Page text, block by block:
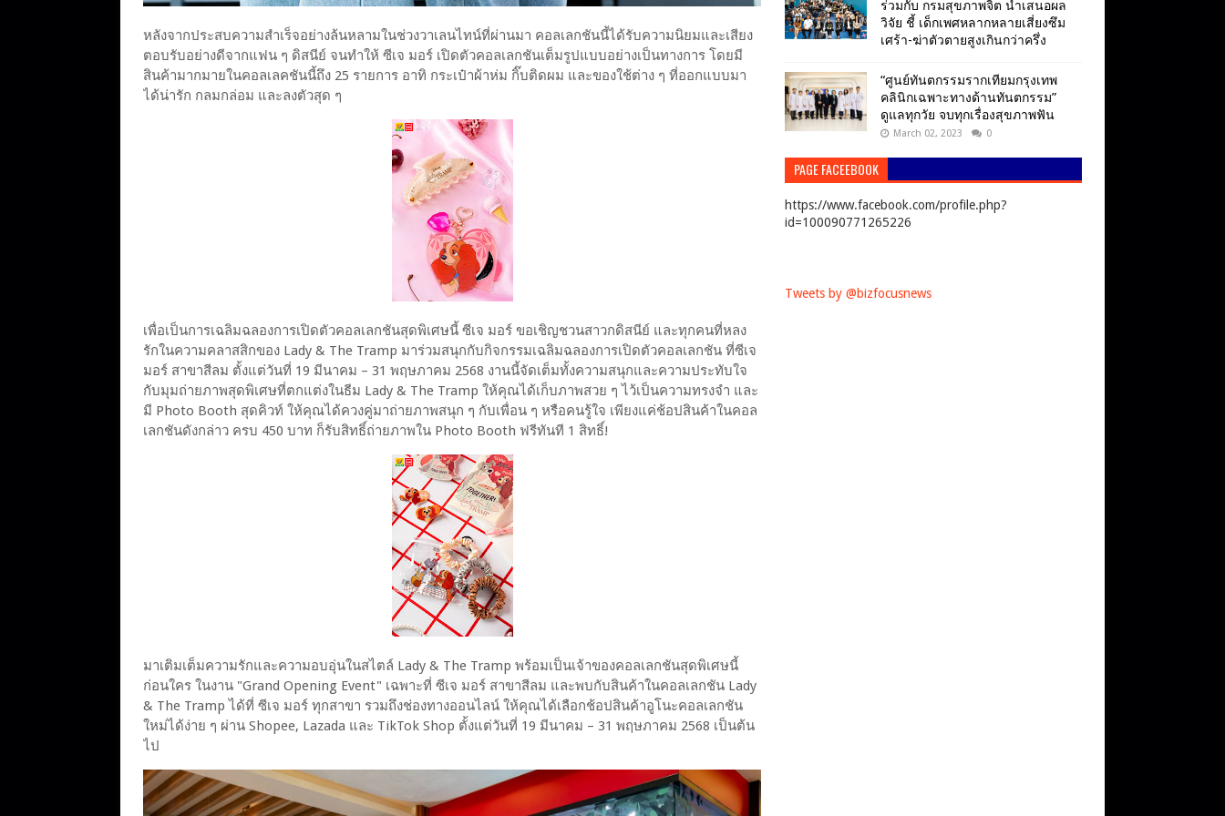
หลังจากประสบความสำเร็จอย่างล้นหลามในช่วงวาเลนไทน์ที่ผ่านมา คอลเลกชันนี้ได้รับความนิยมและเสียง
ตอบรับอย่างดีจากแฟน ๆ ดิสนีย์ จนทำให้ ซีเจ มอร์ เปิดตัวคอลเลกชันเต็มรูปแบบอย่างเป็นทางการ โดยมี
สินค้ามากมายในคอลเลคชันนี้ถึง 25 รายการ อาทิ กระเป๋าผ้าห่ม กิ๊บติดผม และของใช้ต่าง ๆ ที่ออกแบบมา
ได้น่ารัก กลมกล่อม และลงตัวสุด ๆ
เพื่อเป็นการเฉลิมฉลองการเปิดตัวคอลเลกชันสุดพิเศษนี้ ซีเจ มอร์ ขอเชิญชวนสาวกดิสนีย์ และทุกคนที่หลง
รักในความคลาสสิกของ Lady & The Tramp มาร่วมสนุกกับกิจกรรมเฉลิมฉลองการเปิดตัวคอลเลกชัน ที่ซีเจ
มอร์ สาขาสีลม ตั้งแต่วันที่ 19 มีนาคม – 31 พฤษภาคม 2568 งานนี้จัดเต็มทั้งความสนุกและความประทับใจ
กับมุมถ่ายภาพสุดพิเศษที่ตกแต่งในธีม Lady & The Tramp ให้คุณได้เก็บภาพสวย ๆ ไว้เป็นความทรงจำ และ
มี Photo Booth สุดคิวท์ ให้คุณได้ควงคู่มาถ่ายภาพสนุก ๆ กับเพื่อน ๆ หรือคนรู้ใจ เพียงแค่ช้อปสินค้าในคอล
เลกชันดังกล่าว ครบ 450 บาท ก็รับสิทธิ์ถ่ายภาพใน Photo Booth ฟรีทันที 1 สิทธิ์!
มาเติมเต็มความรักและความอบอุ่นในสไตล์ Lady & The Tramp พร้อมเป็นเจ้าของคอลเลกชันสุดพิเศษนี้
ก่อนใคร ในงาน "Grand Opening Event" เฉพาะที่ ซีเจ มอร์ สาขาสีลม และพบกับสินค้าในคอลเลกชัน Lady
& The Tramp ได้ที่ ซีเจ มอร์ ทุกสาขา รวมถึงช่องทางออนไลน์ ให้คุณได้เลือกช้อปสินค้าอูโนะคอลเลกชัน
ใหม่ได้ง่าย ๆ ผ่าน Shopee, Lazada และ TikTok Shop ตั้งแต่วันที่ 19 มีนาคม – 31 พฤษภาคม 2568 เป็นต้น
ไป
ร่วมกับ กรมสุขภาพจิต นำเสนอผล
วิจัย ชี้ เด็กเพศหลากหลายเสี่ยงซึม
เศร้า-ฆ่าตัวตายสูงเกินกว่าครึ่ง
“ศูนย์ทันตกรรมรากเทียมกรุงเทพ
คลินิกเฉพาะทางด้านทันตกรรม”
ดูแลทุกวัย จบทุกเรื่องสุขภาพฟัน
March 02, 2023 0
PAGE FACEEBOOK
https://www.facebook.com/profile.php?
id=100090771265226
Tweets by @bizfocusnews